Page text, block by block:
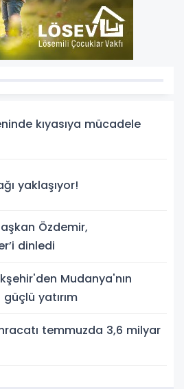
kıyasıya mücadele
yaklaşıyor!
Özdemir,
dinledi
Mudanya'nın
güçlü yatırım
temmuzda 3,6 milyar